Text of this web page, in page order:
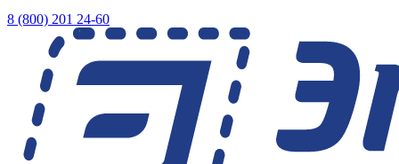
8 (800) 201 24-60